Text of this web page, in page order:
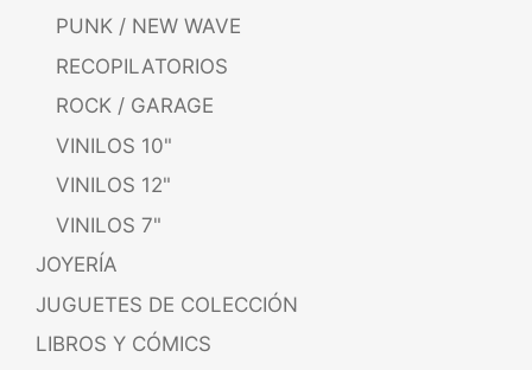
PUNK / NEW WAVE
RECOPILATORIOS
ROCK / GARAGE
VINILOS 10"
VINILOS 12"
VINILOS 7"
JOYERÍA
JUGUETES DE COLECCIÓN
LIBROS Y CÓMICS